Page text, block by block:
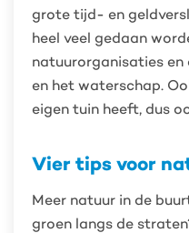
grote tijd- en
heel veel gedaan
natuurorganisaties en
en het waterschap.
eigen tuin heeft, dus
Vier tips voor
Meer natuur in de
groen langs de